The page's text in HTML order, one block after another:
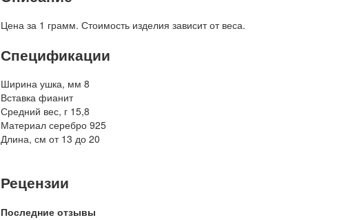
Цена за 1 грамм. Стоимость изделия зависит от веса.
Спецификации
Ширина ушка, мм 8
Вставка фианит
Средний вес, г 15,8
Материал серебро 925
Длина, см от 13 до 20
Рецензии
Последние отзывы